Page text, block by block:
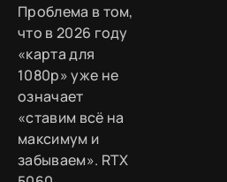
Проблема в том,
что в 2026 году
«карта для
1080p» уже не
означает
«ставим всё на
максимум и
забываем». RTX